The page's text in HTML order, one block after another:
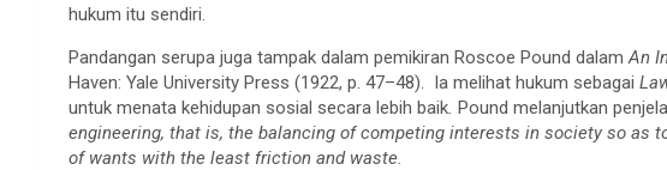
hukum itu sendiri.
Pandangan serupa juga tampak dalam pemikiran Roscoe Pound dalamAn
Haven: Yale University Press (1922, p. 47–48). Ia melihat hukum sebagai
untuk menata kehidupan sosial secara lebih baik. Pound melanjutkan
engineering, that is, the balancing of competing interests in society so as
of wants with the least friction and waste.